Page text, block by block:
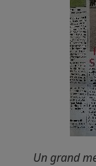
Un grand